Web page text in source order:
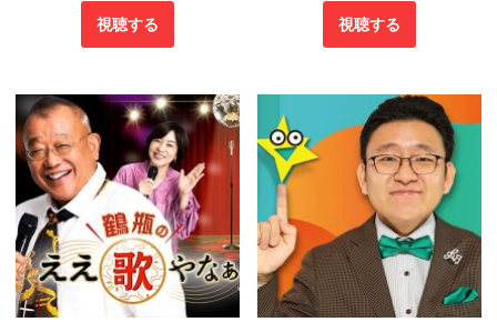
視聴する 視聴する